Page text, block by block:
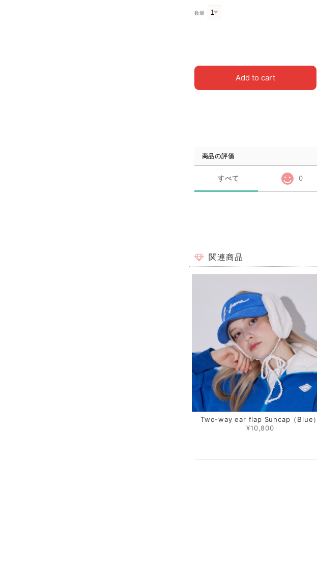
数量
Add to cart
商品の評価
すべて 0
関連商品
Two-way ear flap Suncap（Blue）
¥10,800